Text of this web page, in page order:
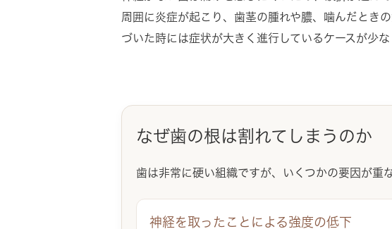
周囲に炎症が起こり、歯茎の腫れや膿、噛んだとき
づいた時には症状が大きく進行しているケースが少な
なぜ歯の根は割れてしまうのか
歯は非常に硬い組織ですが、いくつかの要因が重
神経を取ったことによる強度の低下